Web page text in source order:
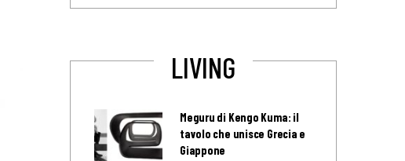
LIVING
Meguru di Kengo Kuma: il
tavolo che unisce Grecia e
Giappone